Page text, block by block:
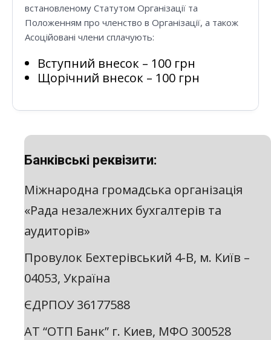
встановленому Статутом Організації та
Положенням про членство в Організації, а також
Асоційовані члени сплачують:
Вступний внесок – 100 грн
Щорічний внесок – 100 грн
Банківські реквізити:
Міжнародна громадська організація
«Рада незалежних бухгалтерів та
аудиторів»
Провулок Бехтерівський 4-В, м. Київ –
04053, Україна
ЄДРПОУ 36177588
АТ “ОТП Банк” г. Киев, МФО 300528